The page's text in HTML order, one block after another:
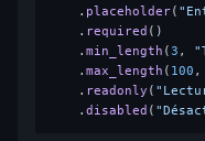
    .
placeholder(
    .
required
    .
min_length (3 ,
    .
max_length ( 100 ,
    .
readonly (
    .
disabled (